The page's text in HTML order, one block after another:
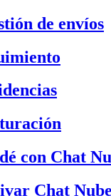
de envíos
con Chat
Chat Nube